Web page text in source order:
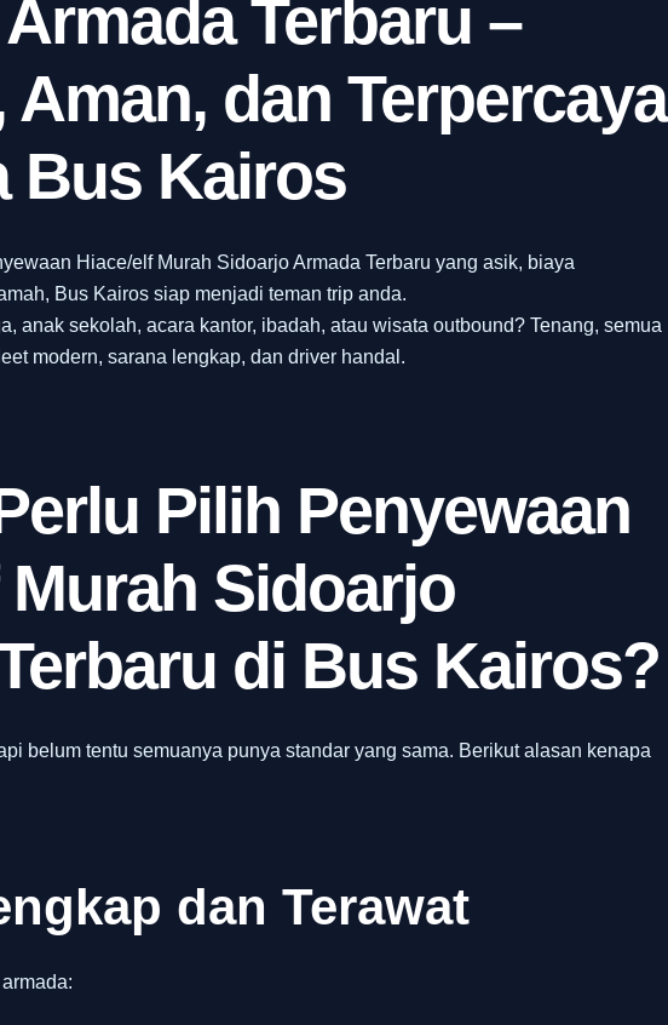
Terbaru –
Aman, dan Terpercaya
Bus Kairos
Hiace/elf Murah Sidoarjo Armada Terbaru yang asik, biaya
Bus Kairos siap menjadi teman trip anda.
anak sekolah, acara kantor, ibadah, atau wisata outbound? Tenang, semua
modern, sarana lengkap, dan driver handal.
Pilih Penyewaan
Murah Sidoarjo
di Bus Kairos?
belum tentu semuanya punya standar yang sama. Berikut alasan kenapa
dan Terawat